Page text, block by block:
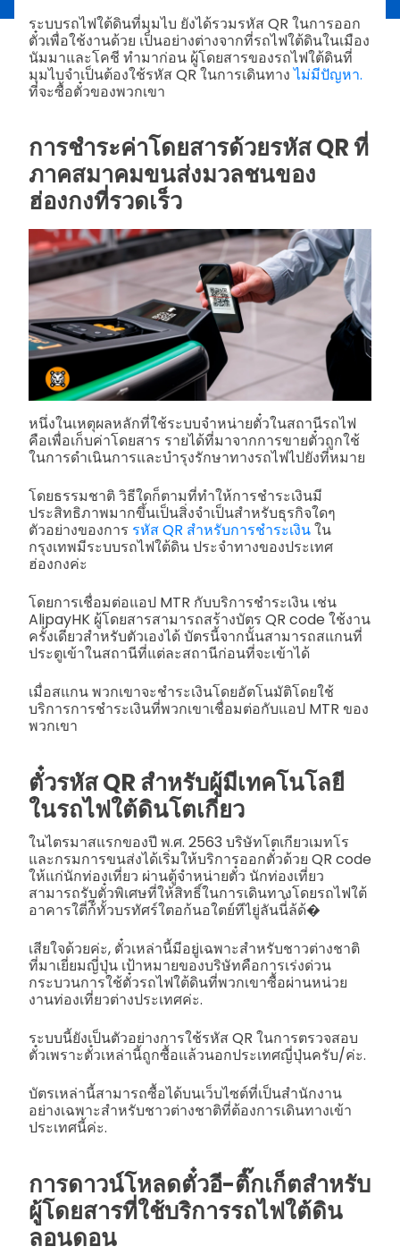
ระบบรถไฟใต้ดินที่มุมไบ ยังได้รวมรหัส QR ในการออก
ตั๋วเพื่อใช้งานด้วย เป็นอย่างต่างจากที่รถไฟใต้ดินในเมือง
นัมมาและโคชี ทำมาก่อน ผู้โดยสารของรถไฟใต้ดินที่
มุมไบจำเป็นต้องใช้รหัส QR ในการเดินทางไม่มีปัญหา.
ที่จะซื้อตั๋วของพวกเขา
การชำระค่าโดยสารด้วยรหัส QR ที่
ภาคสมาคมขนส่งมวลชนของ
ฮ่องกงที่รวดเร็ว
หนึ่งในเหตุผลหลักที่ใช้ระบบจำหน่ายตั๋วในสถานีรถไฟ
คือเพื่อเก็บค่าโดยสาร รายได้ที่มาจากการขายตั๋วถูกใช้
ในการดำเนินการและบำรุงรักษาทางรถไฟไปยังที่หมาย
โดยธรรมชาติ วิธีใดก็ตามที่ทำให้การชำระเงินมี
ประสิทธิภาพมากขึ้นเป็นสิ่งจำเป็นสำหรับธุรกิจใดๆ
ตัวอย่างของการ รหัส QR สำหรับการชำระเงินใน
กรุงเทพมีระบบรถไฟใต้ดิน ประจำทางของประเทศ
ฮ่องกงค่ะ
โดยการเชื่อมต่อแอป MTR กับบริการชำระเงิน เช่น
AlipayHK ผู้โดยสารสามารถสร้างบัตร QR code ใช้งาน
ครั้งเดียวสำหรับตัวเองได้ บัตรนี้จากนั้นสามารถสแกนที่
ประตูเข้าในสถานีที่แต่ละสถานีก่อนที่จะเข้าได้
เมื่อสแกน พวกเขาจะชำระเงินโดยอัตโนมัติโดยใช้
บริการการชำระเงินที่พวกเขาเชื่อมต่อกับแอป MTR ของ
พวกเขา
ตั๋วรหัส QR สำหรับผู้มีเทคโนโลยี
ในรถไฟใต้ดินโตเกียว
ในไตรมาสแรกของปี พ.ศ. 2563 บริษัทโตเกียวเมทโร
และกรมการขนส่งได้เริ่มให้บริการออกตั๋วด้วย QR code
ให้แก่นักท่องเที่ยว ผ่านตู้จำหน่ายตั๋ว นักท่องเที่ยว
สามารถรับตั๋วพิเศษที่ให้สิทธิ์ในการเดินทางโดยรถไฟใต้
อาคารใตี่ก้ีทั้วบรทัศร์ใตอก้นอใตย์ทีไยู่ลันนี่้ล้ด้�
เสียใจด้วยค่ะ, ตั๋วเหล่านี้มีอยู่เฉพาะสำหรับชาวต่างชาติ
ที่มาเยี่ยมญี่ปุ่น เป้าหมายของบริษัทคือการเร่งด่วน
กระบวนการใช้ตั๋วรถไฟใต้ดินที่พวกเขาซื้อผ่านหน่วย
งานท่องเที่ยวต่างประเทศค่ะ.
ระบบนี้ยังเป็นตัวอย่างการใช้รหัส QR ในการตรวจสอบ
ตั๋วเพราะตั๋วเหล่านี้ถูกซื้อแล้วนอกประเทศญี่ปุ่นครับ/ค่ะ.
บัตรเหล่านี้สามารถซื้อได้บนเว็บไซต์ที่เป็นสำนักงาน
อย่างเฉพาะสำหรับชาวต่างชาติที่ต้องการเดินทางเข้า
ประเทศนี้ค่ะ.
การดาวน์โหลดตั๋วอี-ติ๊กเก็ตสำหรับ
ผู้โดยสารที่ใช้บริการรถไฟใต้ดิน
ลอนดอน